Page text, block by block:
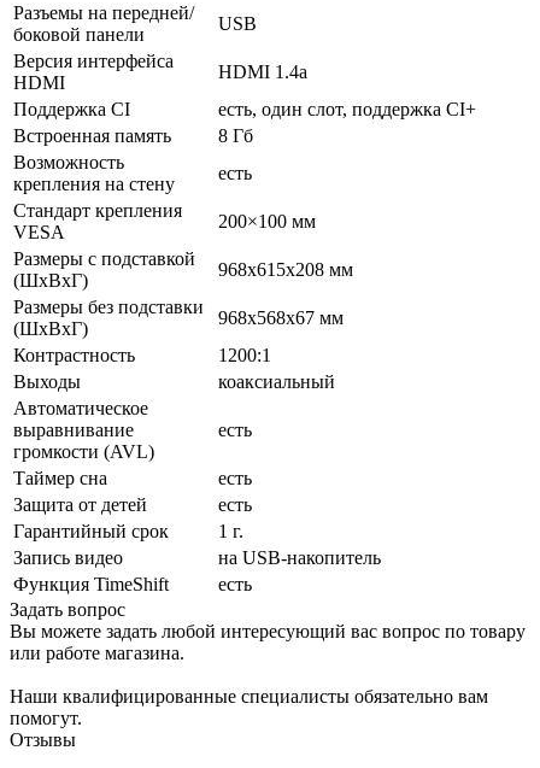
Разъемы на передней/
боковой панели
USB
Версия интерфейса
HDMI
HDMI 1.4a
Поддержка CI
есть, один слот, поддержка CI+
Встроенная память
8 Гб
Возможность
крепления на стену
есть
Стандарт крепления
VESA
200×100 мм
Размеры с подставкой
(ШxВxГ)
968x615x208 мм
Размеры без подставки
(ШxВxГ)
968x568x67 мм
Контрастность
1200:1
Выходы
коаксиальный
Автоматическое
выравнивание
громкости (AVL)
есть
Таймер сна
есть
Защита от детей
есть
Гарантийный срок
1 г.
Запись видео
на USB-накопитель
Функция TimeShift
есть
Задать вопрос
Вы можете задать любой интересующий вас вопрос по товару
или работе магазина.
Наши квалифицированные специалисты обязательно вам
помогут.
Отзывы